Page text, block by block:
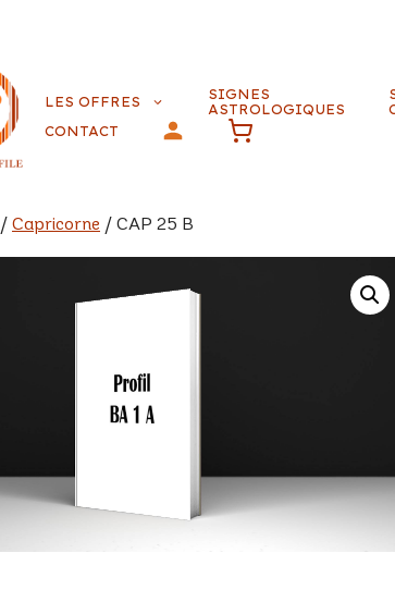
LES OFFRES
SIGNES
ASTROLOGIQUES
CONTACT
/ Capricorne / CAP 25 B